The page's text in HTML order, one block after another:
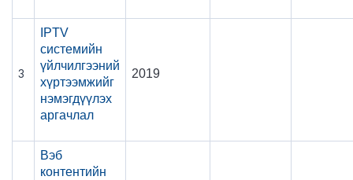
3
IPTV
системийн
үйлчилгээний
хүртээмжийг
нэмэгдүүлэх
аргачлал
2019
Вэб
контентийн